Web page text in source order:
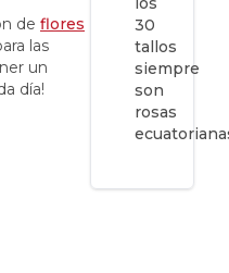
de flores
las
un
día!
30
tallos
siempre
son
rosas